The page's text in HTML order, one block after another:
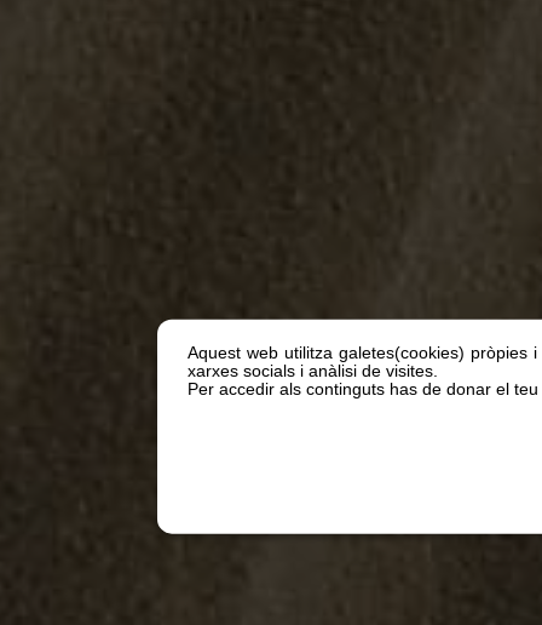
Aquest web utilitza galetes(cookies) pròpies
xarxes socials i anàlisi de visites.
Per accedir als continguts has de donar el